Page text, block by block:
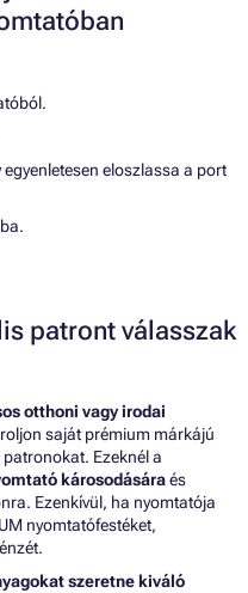
eloszlassa a port
patront válasszak
otthoni vagy irodai
saját prémium márkájú
patronokat. Ezeknél a
károsodásáraés
Ezenkívül, ha nyomtatója
nyomtatófestéket,
szeretne kiváló